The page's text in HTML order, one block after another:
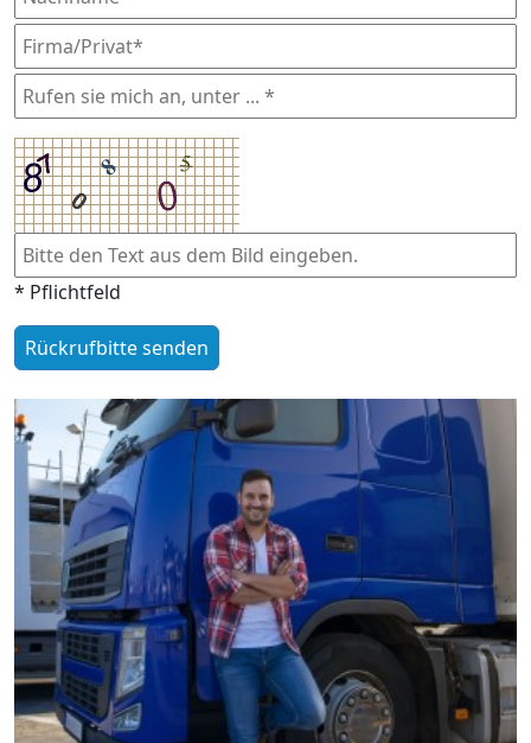
* Pflichtfeld